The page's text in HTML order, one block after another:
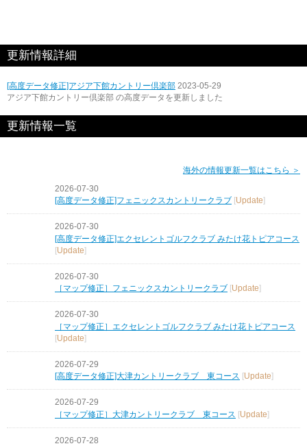
更新情報詳細
[高度データ修正]アジア下館カントリー倶楽部 2023-05-29
アジア下館カントリー倶楽部 の高度データを更新しました
更新情報一覧
海外の情報更新一覧はこちら ＞
2026-07-30
[高度データ修正]フェニックスカントリークラブ
Update
2026-07-30
[高度データ修正]エクセレントゴルフクラブ みたけ花トピアコース
[Update]
2026-07-30
［マップ修正］フェニックスカントリークラブ [Update]
2026-07-30
［マップ修正］エクセレントゴルフクラブ みたけ花トピアコース
[Update]
2026-07-29
[高度データ修正]大津カントリークラブ 東コース [Update]
2026-07-29
［マップ修正］大津カントリークラブ 東コース [Update]
2026-07-28